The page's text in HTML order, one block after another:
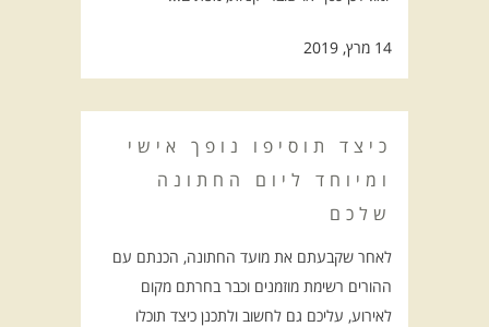
14 מרץ, 2019
כיצד תוסיפו נופך אישי
ומיוחד ליום החתונה
שלכם
לאחר שקבעתם את מועד החתונה, הכנתם עם
ההורים רשימת מוזמנים וכבר בחרתם מקום
לאירוע, עליכם גם לחשוב ולתכנן כיצד תוכלו